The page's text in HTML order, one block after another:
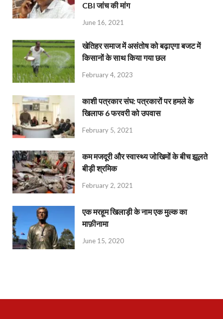
CBI जांच की मांग
June 16, 2021
खेतिहर समाज में असंतोष को बढ़ाएगा बजट में
किसानों के साथ किया गया छल
February 4, 2023
काशी पत्रकार संघ: पत्रकारों पर हमले के
खिलाफ 6 फरवरी को उपवास
February 5, 2021
कम मजदूरी और स्वास्थ्य जोखिमों के बीच झूलते
बीड़ी श्रमिक
February 2, 2021
एक मरहूम खिलाड़ी के नाम एक मुल्क का
माफ़ीनामा
June 15, 2020